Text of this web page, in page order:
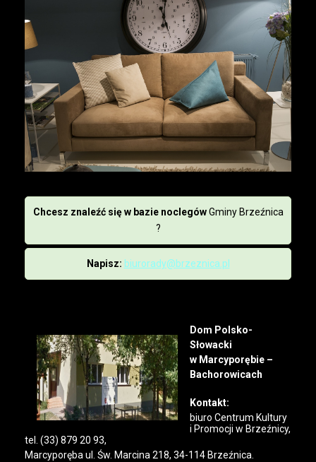
Chcesz znaleźć się w bazie noclegówGminy Brzeźnica
?
Napisz: biurorady@brzeznica.pl
Dom Polsko-
Słowacki
w Marcyporębie –
Bachorowicach
Kontakt:
biuro Centrum Kultury
i Promocji w Brzeźnicy,
tel. (33) 879 20 93,
Marcyporęba ul. Św. Marcina 218, 34-114 Brzeźnica.